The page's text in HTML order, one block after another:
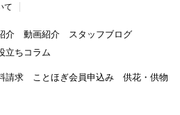
て
介 動画紹介
スタッフブログ
立ちコラム
請求 ことほぎ会員申込み
供花・供物